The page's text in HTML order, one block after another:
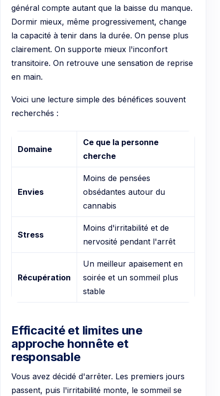
général compte autant que la baisse du manque.
Dormir mieux, même progressivement, change
la capacité à tenir dans la durée. On pense plus
clairement. On supporte mieux l'inconfort
transitoire. On retrouve une sensation de reprise
en main.
Voici une lecture simple des bénéfices souvent
recherchés :
Domaine
Ce que la personne
cherche
Envies
Moins de pensées
obsédantes autour du
cannabis
Stress
Moins d'irritabilité et de
nervosité pendant l'arrêt
Récupération
Un meilleur apaisement en
soirée et un sommeil plus
stable
Efficacité et limites une
approche honnête et
responsable
Vous avez décidé d'arrêter. Les premiers jours
passent, puis l'irritabilité monte, le sommeil se